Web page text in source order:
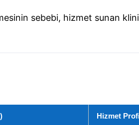
sebebi, hizmet sunan
Hizmet